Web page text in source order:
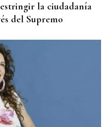
la ciudadanía
del Supremo